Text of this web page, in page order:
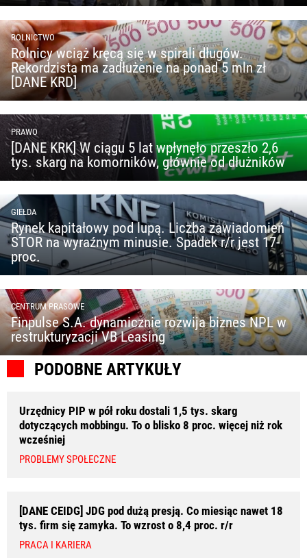
ROLNICTWO
Rolnicy wciąż kręcą się w spirali długów.
Rekordzista ma zadłużenie na ponad 5 mln zł
[DANE KRD]
PRAWO
[DANE KRK] W ciągu 5 lat wpłynęło przeszło 2,6
tys. skarg na komorników, głównie od dłużników
GIEŁDA
Rynek kapitałowy pod lupą. Liczba zawiadomień
STOR na wyraźnym minusie. Spadek r/r jest 17-
proc.
CENTRUM PRASOWE
Finpulse S.A. dynamicznie rozwija biznes NPL w
restrukturyzacji VB Leasing
PODOBNE ARTYKUŁY
Urzędnicy PIP w pół roku dostali 1,5 tys. skarg
dotyczących mobbingu. To o blisko 8 proc. więcej niż rok
wcześniej
PROBLEMY SPOŁECZNE
[DANE CEIDG] JDG pod dużą presją. Co miesiąc nawet 18
tys. firm się zamyka. To wzrost o 8,4 proc. r/r
PRACA I KARIERA